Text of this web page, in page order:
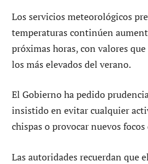
Los servicios meteorológicos
temperaturas continúen
próximas horas, con valores
los más elevados del verano.
El Gobierno ha pedido
insistido en evitar cualquier
chispas o provocar nuevos
Las autoridades recuerdan que